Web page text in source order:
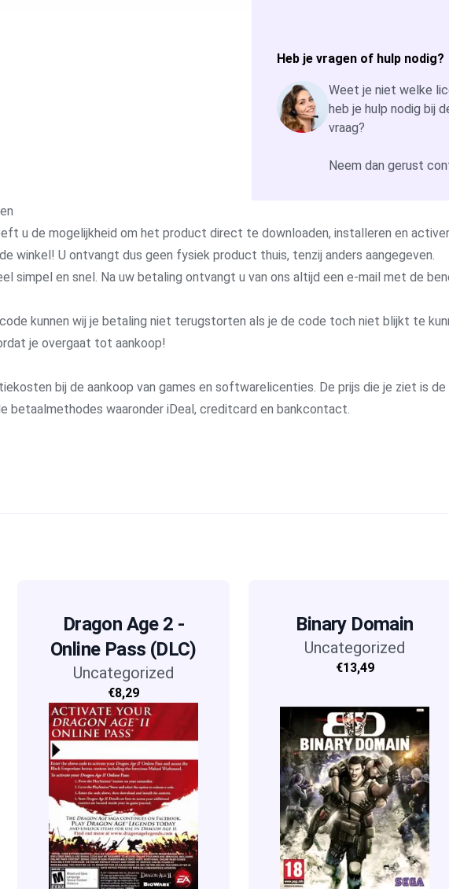
Heb je vragen of hulp nodig?
Weet je niet welke
heb je hulp nodig bij
vraag?
Neem dan gerust
u de mogelijkheid om het product direct te downloaden, installeren en
winkel! U ontvangt dus geen fysiek product thuis, tenzij anders aangegeven.
simpel en snel. Na uw betaling ontvangt u van ons altijd een e-mail met de
kunnen wij je betaling niet terugstorten als je de code toch niet blijkt te
je overgaat tot aankoop!
bij de aankoop van games en softwarelicenties. De prijs die je ziet is
betaalmethodes waaronder iDeal, creditcard en bankcontact.
Dragon Age 2 -
Online Pass (DLC)
Uncategorized
€8,29
Binary Domain
Uncategorized
€13,49